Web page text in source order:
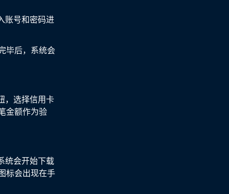
账号和密码进
毕后，系统会
，选择信用卡
金额作为验
统会开始下载
标会出现在手